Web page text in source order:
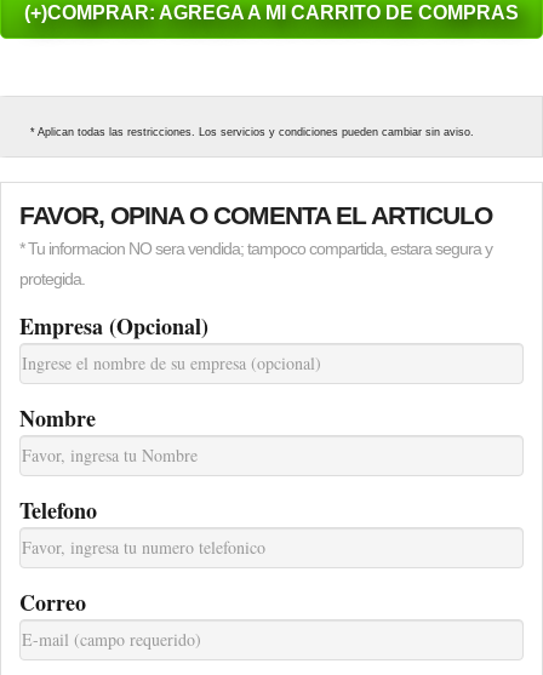
(+)COMPRAR: AGREGA A MI CARRITO DE COMPRAS
* Aplican todas las restricciones. Los servicios y condiciones pueden cambiar sin aviso.
FAVOR, OPINA O COMENTA EL ARTICULO
* Tu informacion NO sera vendida; tampoco compartida, estara segura y
protegida.
Empresa (Opcional)
Nombre
Telefono
Correo